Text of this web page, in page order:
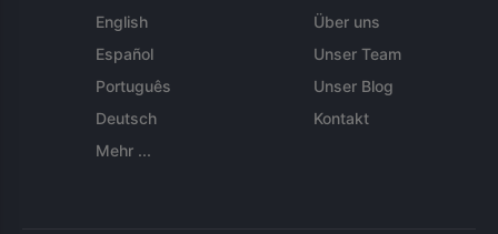
English
Español
Português
Deutsch
Mehr ...
Über uns
Unser Team
Unser Blog
Kontakt